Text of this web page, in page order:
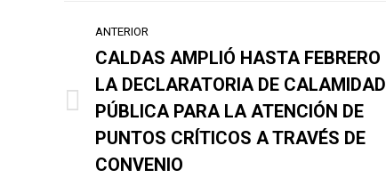
Navegación
entre
publicaciones
ANTERIOR
Publicación
anterior:
CALDAS AMPLIÓ HASTA FEBRERO
LA DECLARATORIA DE CALAMIDAD
PÚBLICA PARA LA ATENCIÓN DE
PUNTOS CRÍTICOS A TRAVÉS DE
CONVENIO